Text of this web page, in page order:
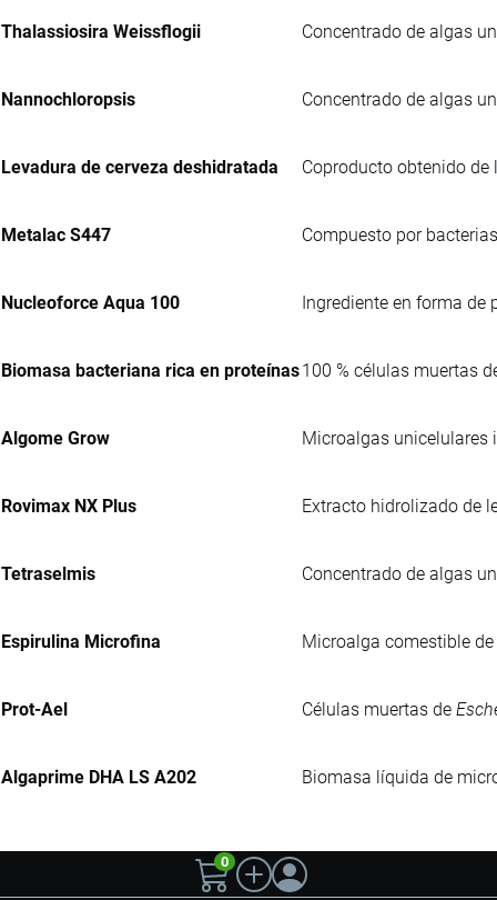
Thalassiosira Weissflogii Concentrado de algas
Nannochloropsis Concentrado de algas
Levadura de cerveza deshidratada Coproducto obtenido de
Metalac S447 Compuesto por
Nucleoforce Aqua 100 Ingrediente en forma
Biomasa bacteriana rica en proteínas100 % células muertas
Algome Grow Microalgas
Rovimax NX Plus Extracto hidrolizado de
Tetraselmis Concentrado de algas
Espirulina Microfina Microalga comestible
Prot-Ael Células muertas de
Algaprime DHA LS A202 Biomasa líquida de
0